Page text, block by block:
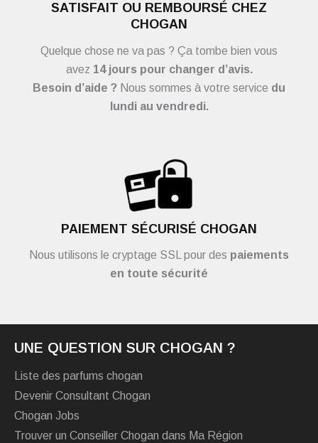
SATISFAIT OU REMBOURSÉ CHEZ
CHOGAN
Quelque chose ne va pas ? Ça tombe bien vous
avez 14 jours pour changer d’avis.
Besoin d’aide ? Nous sommes à votre service du
lundi au vendredi.
PAIEMENT SÉCURISÉ CHOGAN
Nous utilisons le cryptage SSL pour des paiements
en toute sécurité
UNE QUESTION SUR CHOGAN ?
Liste des parfums chogan
Devenir Consultant Chogan
Chogan Jobs
Trouver un Conseiller Chogan dans Ma Région